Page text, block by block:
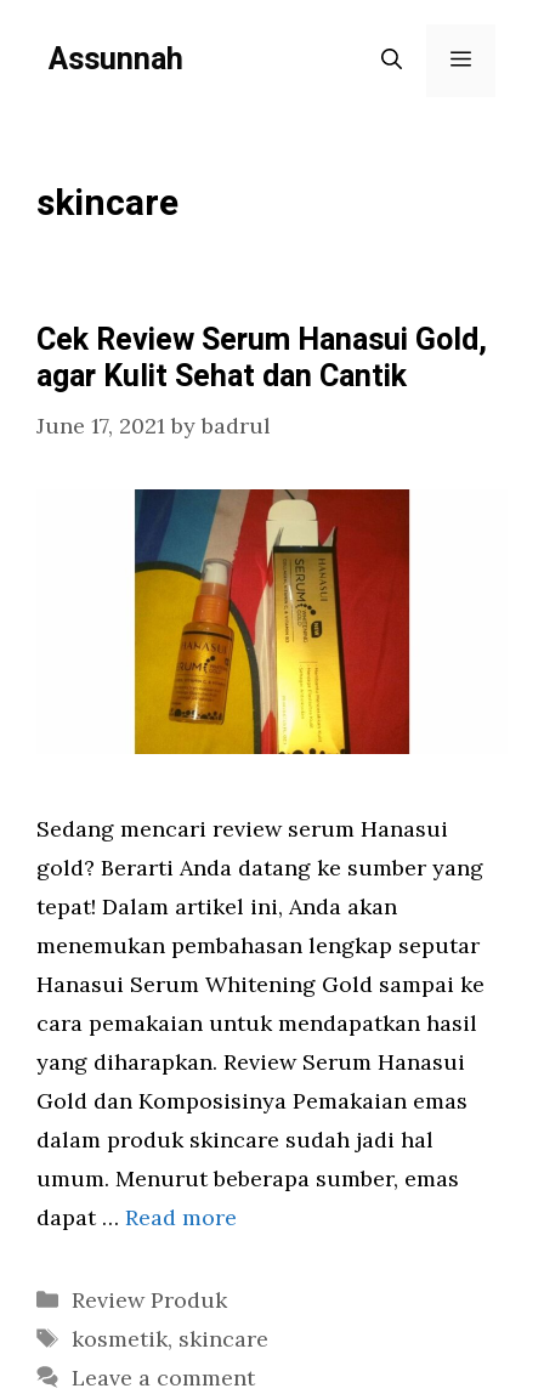
Assunnah Menu
skincare
Cek Review Serum Hanasui Gold,
agar Kulit Sehat dan Cantik
June 17, 2021 bybadrul
Sedang mencari review serum Hanasui
gold? Berarti Anda datang ke sumber yang
tepat! Dalam artikel ini, Anda akan
menemukan pembahasan lengkap seputar
Hanasui Serum Whitening Gold sampai ke
cara pemakaian untuk mendapatkan hasil
yang diharapkan. Review Serum Hanasui
Gold dan Komposisinya Pemakaian emas
dalam produk skincare sudah jadi hal
umum. Menurut beberapa sumber, emas
dapat … Read more
Categories
Review Produk
Tags
kosmetik, skincare
Leave a comment